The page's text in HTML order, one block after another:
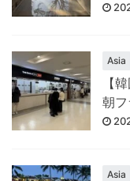
Asia
【
朝フ
Asia